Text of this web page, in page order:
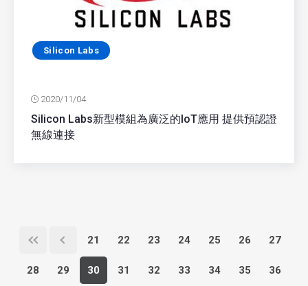
Silicon Labs
2020/11/04
Silicon Labs新型模組為廣泛的IoT應用 提供預認證
無線連接
21 22 23 24 25 26 27
28 29 30 31 32 33 34 35 36